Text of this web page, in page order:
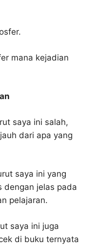
mana kejadian
saya ini salah,
dari apa yang
saya ini yang
dengan jelas pada
pelajaran.
saya ini juga
di buku ternyata